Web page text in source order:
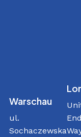
Warschau
ul.
Sochaczewska